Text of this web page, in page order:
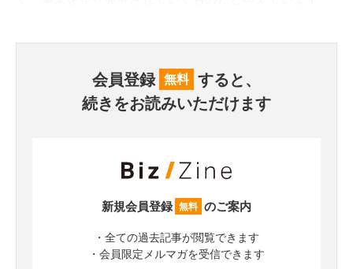
会員登録 無料 すると、
続きをお読みいただけます
新規会員登録 無料 のご案内
・全ての過去記事が閲覧できます
・会員限定メルマガを受信できます